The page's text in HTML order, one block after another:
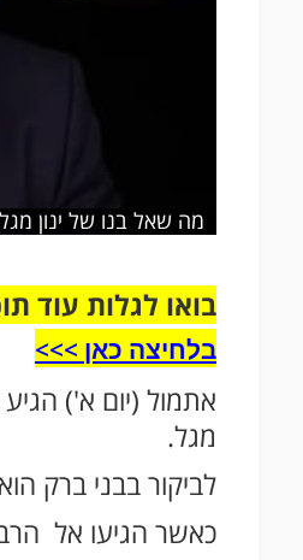
מה שאל בנו של ינון
בואו לגלות עוד
בלחיצה כאן >>>​
אתמול (יום א')
מגל.
לביקור בבני ברק
כאשר הגיעו אל